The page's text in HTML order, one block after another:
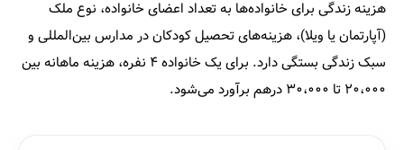
هزینه زندگی برای خانواده‌ها به تعداد اعضای خانواده، نوع ملک
(آپارتمان یا ویلا)، هزینه‌های تحصیل کودکان در مدارس بین‌المللی و
سبک زندگی بستگی دارد. برای یک خانواده ۴ نفره، هزینه ماهانه بین
۲۰،۰۰۰ تا ۳۰،۰۰۰ درهم برآورد می‌شود.